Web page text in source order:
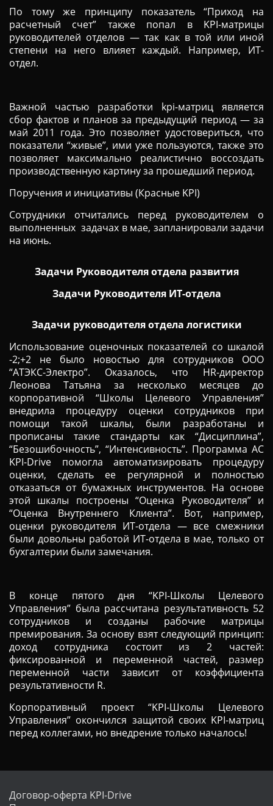
По тому же принципу показатель “Приход на
расчетный счет” также попал в KPI-матрицы
руководителей отделов — так как в той или иной
степени на него влияет каждый. Например, ИТ-
отдел.
Важной частью разработки kpi-матриц является
сбор фактов и планов за предыдущий период — за
май 2011 года. Это позволяет удостовериться, что
показатели “живые”, ими уже пользуются, также это
позволяет максимально реалистично воссоздать
производственную картину за прошедший период.
Поручения и инициативы (Красные KPI)
Сотрудники отчитались перед руководителем о
выполненных задачах в мае, запланировали задачи
на июнь.
Задачи Руководителя отдела развития
Задачи Руководителя ИТ-отдела
Задачи руководителя отдела логистики
Использование оценочных показателей со шкалой
-2;+2 не было новостью для сотрудников ООО
“АТЭКС-Электро”. Оказалось, что HR-директор
Леонова Татьяна за несколько месяцев до
корпоративной “Школы Целевого Управления”
внедрила процедуру оценки сотрудников при
помощи такой шкалы, были разработаны и
прописаны такие стандарты как “Дисциплина”,
“Безошибочность”, “Интенсивность”. Программа АС
KPI-Drive помогла автоматизировать процедуру
оценки, сделать ее регулярной и полностью
отказаться от бумажных инструментов. На основе
этой шкалы построены “Оценка Руководителя” и
“Оценка Внутреннего Клиента”. Вот, например,
оценки руководителя ИТ-отдела — все смежники
были довольны работой ИТ-отдела в мае, только от
бухгалтерии были замечания.
В конце пятого дня “KPI-Школы Целевого
Управления” была рассчитана результативность 52
сотрудников и созданы рабочие матрицы
премирования. За основу взят следующий принцип:
доход сотрудника состоит из 2 частей:
фиксированной и переменной частей, размер
переменной части зависит от коэффициента
результативности R.
Корпоративный проект “KPI-Школы Целевого
Управления” окончился защитой своих KPI-матриц
перед коллегами, но внедрение только началось!
Договор-оферта KPI-Drive